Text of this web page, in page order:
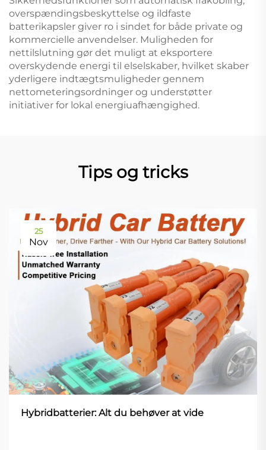
overspændingsbeskyttelse og ildfaste
batterikapsler giver ro i sindet for både private og
kommercielle anvendelser. Muligheden for
nettilslutning gør det muligt at eksportere
overskydende energi til elselskaber, hvilket skaber
yderligere indtægtsmuligheder gennem
nettometeringsordninger og understøtter
initiativer for lokal energiuafhængighed.
Tips og tricks
25
Nov
Hybridbatterier: Alt du behøver at vide